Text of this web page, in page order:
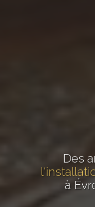
Des
à